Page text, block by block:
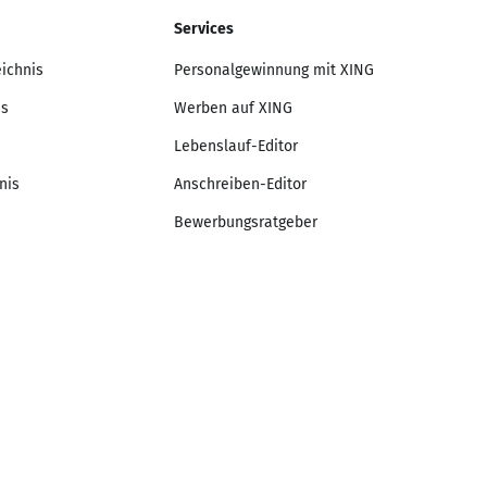
Services
Personalgewinnung mit XING
Werben auf XING
Lebenslauf-Editor
Anschreiben-Editor
Bewerbungsratgeber